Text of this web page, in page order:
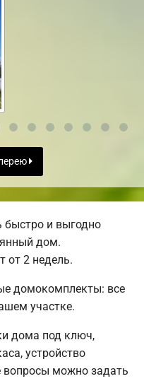
быстро и выгодно
дом.
от 2 недель.
домокомплекты: все
участке.
дома под ключ,
устройство
можно задать